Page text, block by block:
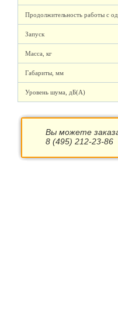
Продолжительность работы с
Запуск
Масса, кг
Габариты, мм
Уровень шума, дБ(А)
Вы можете
8 (495) 212-23-86